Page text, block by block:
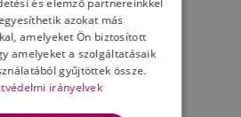
és elemző partnereinkkel
azokat más
amelyeket Ön biztosított
amelyeket a szolgáltatásaik
gyűjtöttek össze.
irányelvek